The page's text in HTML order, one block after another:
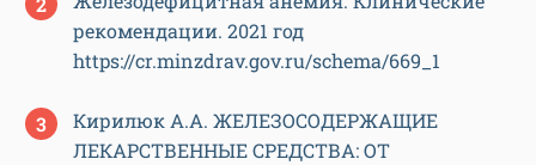
рекомендации. 2021 год
https://cr.minzdrav.gov.ru/schema/669_1
Кирилюк А.А. ЖЕЛЕЗОСОДЕРЖАЩИЕ
ЛЕКАРСТВЕННЫЕ СРЕДСТВА: ОТ